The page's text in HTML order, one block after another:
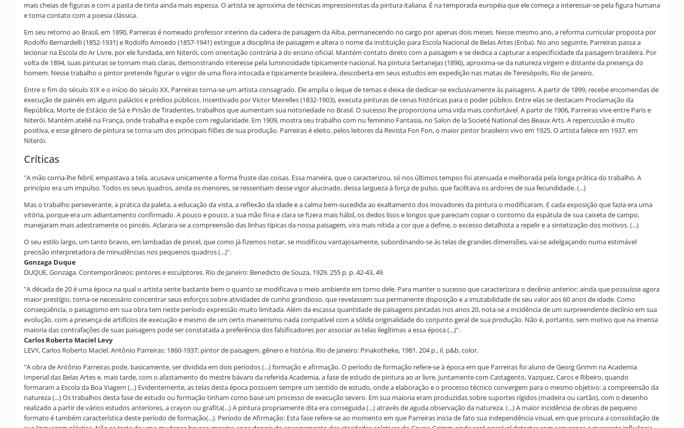
mais cheias de figuras e com a pasta de tinta ainda mais espessa. O artista se aproxima de técnicas impressionistas da pintura italiana. É na temporada européia que ele começa a interessar-se pela figura humana
e toma contato com a poesia clássica.
Em seu retorno ao Brasil, em 1890, Parreiras é nomeado professor interino da cadeira de paisagem da Aiba, permanecendo no cargo por apenas dois meses. Nesse mesmo ano, a reforma curricular proposta por
Rodolfo Bernardelli (1852-1931) e Rodolfo Amoedo (1857-1941) extingue a disciplina de paisagem e altera o nome da instituição para Escola Nacional de Belas Artes (Enba). No ano seguinte, Parreiras passa a
lecionar na Escola do Ar Livre, por ele fundada, em Niterói, com orientação contrária à do ensino oficial. Mantém contato direto com a paisagem e se dedica a capturar a especificidade da paisagem brasileira. Por
volta de 1894, suas pinturas se tornam mais claras, demonstrando interesse pela luminosidade tipicamente nacional. Na pintura Sertanejas (1896), aproxima-se da natureza virgem e distante da presença do
homem. Nesse trabalho o pintor pretende figurar o vigor de uma flora intocada e tipicamente brasileira, descoberta em seus estudos em expedição nas matas de Teresópolis, Rio de Janeiro.
Entre o fim do século XIX e o início do século XX, Parreiras torna-se um artista consagrado. Ele amplia o leque de temas e deixa de dedicar-se exclusivamente às paisagens. A partir de 1899, recebe encomendas de
execução de painéis em alguns palácios e prédios públicos. Incentivado por Victor Meirelles (1832-1903), executa pinturas de cenas históricas para o poder público. Entre elas se destacam Proclamação da
República, Morte de Estácio de Sá e Prisão de Tiradentes, trabalhos que aumentam sua notoriedade no Brasil. O sucesso lhe proporciona uma vida mais confortável. A partir de 1906, Parreiras vive entre Paris e
Niterói. Mantém ateliê na França, onde trabalha e expõe com regularidade. Em 1909, mostra seu trabalho com nu feminino Fantasia, no Salon de la Societé National des Beaux Arts. A repercussão é muito
positiva, e esse gênero de pintura se torna um dos principais filões de sua produção. Parreiras é eleito, pelos leitores da Revista Fon Fon, o maior pintor brasileiro vivo em 1925. O artista falece em 1937, em
Niterói.
Críticas
"A mão corria-lhe febril, empastava a tela, acusava unicamente a forma fruste das coisas. Essa maneira, que o caracterizou, só nos últimos tempos foi atenuada e melhorada pela longa prática do trabalho. A
princípio era um impulso. Todos os seus quadros, ainda os menores, se ressentiam desse vigor alucinado, dessa largueza à força de pulso, que facilitava os ardores de sua fecundidade. (...)
Mas o trabalho perseverante, a prática da paleta, a educação da vista, a reflexão da idade e a calma bem-sucedida ao exaltamento dos inovadores da pintura o modificaram. E cada exposição que fazia era uma
vitória, porque era um adiantamento confirmado. A pouco e pouco, a sua mão fina e clara se fizera mais hábil, os dedos lisos e longos que pareciam copiar o contorno da espátula de sua caixeta de campo,
manejaram mais adestramente os pincéis. Aclarara-se a compreensão das linhas típicas da nossa paisagem, vira mais nítida a cor que a define, o excesso detalhista a repelir e a sintetização dos motivos. (...)
O seu estilo largo, um tanto bravio, em lambadas de pincel, que como já fizemos notar, se modificou vantajosamente, subordinando-se às telas de grandes dimensões, vai-se adelgaçando numa estimável
precisão interpretadora de minudências nos pequenos quadros (...)".
Gonzaga Duque
DUQUE, Gonzaga. Contemporâneos: pintores e esculptores. Rio de Janeiro: Benedicto de Souza, 1929. 255 p. p. 42-43, 49.
"A década de 20 é uma época na qual o artista sente bastante bem o quanto se modificava o meio ambiente em torno dele. Para manter o sucesso que caracterizara o decênio anterior; ainda que possuísse agora
maior prestígio, torna-se necessário concentrar seus esforços sobre atividades de cunho grandioso, que revelassem sua permanente disposição e a imutabilidade de seu valor aos 60 anos de idade. Como
conseqüência, o paisagismo em sua obra tem neste período expressão muito limitada. Além da escassa quantidade de paisagens pintadas nos anos 20, nota-se a incidência de um surpreendente declínio em sua
evolução, com a presença de artifícios de execução e mesmo de um certo maneirismo nada compatível com a sólida originalidade do conjunto geral de sua produção. Não é, portanto, sem motivo que na imensa
maioria das contrafações de suas paisagens pode ser constatada a preferência dos falsificadores por associar as telas ilegítimas a essa época (...)".
Carlos Roberto Maciel Levy
LEVY, Carlos Roberto Maciel. Antônio Parreiras: 1860-1937, pintor de paisagem, gênero e história. Rio de Janeiro: Pinakotheke, 1981. 204 p., il. p&b, color.
"A obra de Antônio Parreiras pode, basicamente, ser dividida em dois períodos (...) formação e afirmação. O período de formação refere-se à época em que Parreiras foi aluno de Georg Grimm na Academia
Imperial das Belas Artes e, mais tarde, com o afastamento do mestre bávaro da referida Academia, a fase de estudo de pintura ao ar livre, juntamente com Castagento, Vazquez, Caros e Ribeiro, quando
formaram a Escola da Boa Viagem (...) Evidentemente, as telas desta época possuem sempre um sentido de estudo, onde a elaboração e o processo técnico convergem para o mesmo objetivo: a compreensão da
natureza (...) Os trabalhos desta fase de estudo ou formação tinham como base um processo de execução severo. Em sua maioria eram produzidas sobre suportes rígidos (madeira ou cartão), com o desenho
realizado a partir de vários estudos anteriores, a crayon ou grafita(...) A pintura propriamente dita era conseguida (...) através de aguda observação da natureza. (...) A maior incidência de obras de pequeno
formato é também característica deste período de formação(...). Período de Afirmação: Esta fase refere-se ao momento em que Parreiras inicia de fato sua independência visual, em que procura a consolidação de